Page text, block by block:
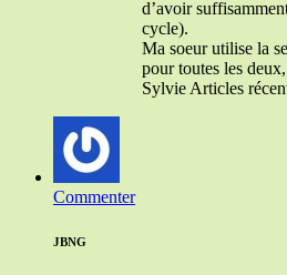
d’avoir
cycle).
Ma soeur utilise la
pour toutes les
Sylvie Articles
Commenter
JBNG